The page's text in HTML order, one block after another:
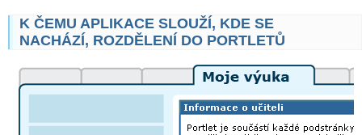
K ČEMU APLIKACE SLOUŽÍ, KDE SE
NACHÁZÍ, ROZDĚLENÍ DO PORTLETŮ